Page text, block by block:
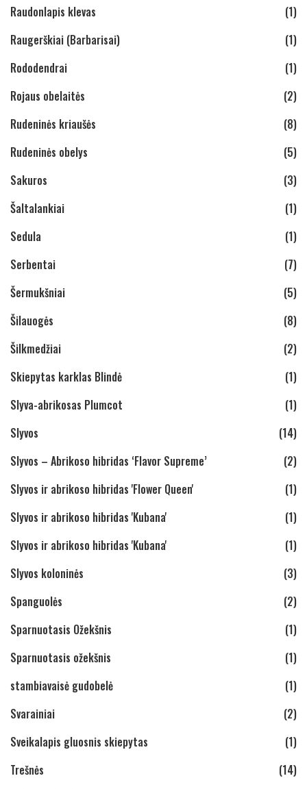
Raudonlapis klevas
(1)
Raugerškiai (Barbarisai)
(1)
Rododendrai
(1)
Rojaus obelaitės
(2)
Rudeninės kriaušės
(8)
Rudeninės obelys
(5)
Sakuros
(3)
Šaltalankiai
(1)
Sedula
(1)
Serbentai
(7)
Šermukšniai
(5)
Šilauogės
(8)
Šilkmedžiai
(2)
Skiepytas karklas Blindė
(1)
Slyva-abrikosas Plumcot
(1)
Slyvos
(14)
Slyvos – Abrikoso hibridas ‘Flavor Supreme’
(2)
Slyvos ir abrikoso hibridas 'Flower Queen'
(1)
Slyvos ir abrikoso hibridas 'Kubana'
(1)
Slyvos ir abrikoso hibridas 'Kubana'
(1)
Slyvos koloninės
(3)
Spanguolės
(2)
Sparnuotasis Ožekšnis
(1)
Sparnuotasis ožekšnis
(1)
stambiavaisė gudobelė
(1)
Svarainiai
(2)
Sveikalapis gluosnis skiepytas
(1)
Trešnės
(14)